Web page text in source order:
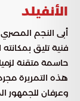
الأنفيلد
أبى النجم
حاسمة متقنة
هذه التمريرة
وعرفان للجمهور